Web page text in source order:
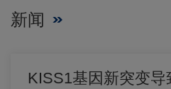
新闻
KISS1基因新突变